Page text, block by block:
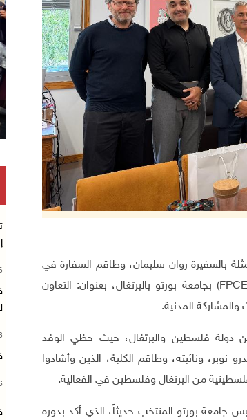
ممثلة بالسفيرة روان سليمان، وطاقم السفارة في
بجامعة بورتو بالبرتغال، بعنوان: التعاون
المدنية.
دولة فلسطين والبرتغال، حيث حظي الوفد
نوبر، ونائبته، وطاقم الكلية، الذين وأشادوا
من البرتغال وفلسطين في الفعالية.
جامعة بورتو المنتخب حديثاً، الذي أكد بدوره
تكريم متفوقين بالثانوية العامة